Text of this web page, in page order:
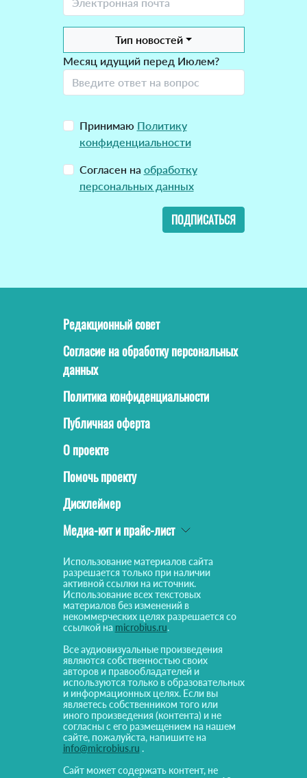
Тип новостей
Месяц идущий перед Июлем?
Принимаю Политику
конфиденциальности
Согласен на обработку
персональных данных
ПОДПИСАТЬСЯ
Редакционный совет
Согласие на обработку персональных
данных
Политика конфиденциальности
Публичная оферта
О проекте
Помочь проекту
Дисклеймер
Медиа-кит и прайс-лист
Использование материалов сайта
разрешается только при наличии
активной ссылки на источник.
Использование всех текстовых
материалов без изменений в
некоммерческих целях разрешается со
ссылкой на microbius.ru.
Все аудиовизуальные произведения
являются собственностью своих
авторов и правообладателей и
используются только в образовательных
и информационных целях. Если вы
являетесь собственником того или
иного произведения (контента) и не
согласны с его размещением на нашем
сайте, пожалуйста, напишите на
info@microbius.ru .
Сайт может содержать контент, не